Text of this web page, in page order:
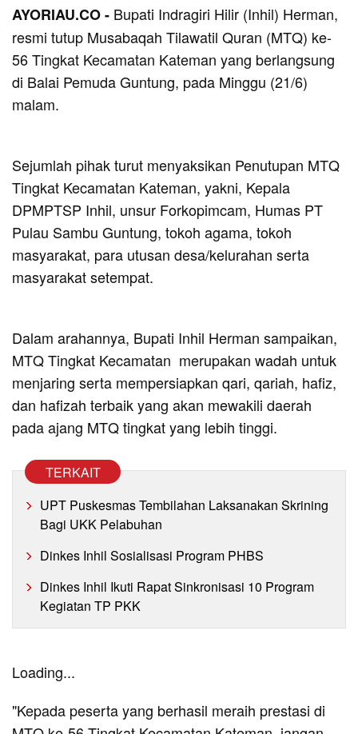
AYORIAU.CO - Bupati Indragiri Hilir (Inhil) Herman,
resmi tutup Musabaqah Tilawatil Quran (MTQ) ke-
56 Tingkat Kecamatan Kateman yang berlangsung
di Balai Pemuda Guntung, pada Minggu (21/6)
malam.
Sejumlah pihak turut menyaksikan Penutupan MTQ
Tingkat Kecamatan Kateman, yakni, Kepala
DPMPTSP Inhil, unsur Forkopimcam, Humas PT
Pulau Sambu Guntung, tokoh agama, tokoh
masyarakat, para utusan desa/kelurahan serta
masyarakat setempat.
Dalam arahannya, Bupati Inhil Herman sampaikan,
MTQ Tingkat Kecamatan merupakan wadah untuk
menjaring serta mempersiapkan qari, qariah, hafiz,
dan hafizah terbaik yang akan mewakili daerah
pada ajang MTQ tingkat yang lebih tinggi.
TERKAIT
UPT Puskesmas Tembilahan Laksanakan Skrining
Bagi UKK Pelabuhan
Dinkes Inhil Sosialisasi Program PHBS
Dinkes Inhil Ikuti Rapat Sinkronisasi 10 Program
Kegiatan TP PKK
Loading...
"Kepada peserta yang berhasil meraih prestasi di